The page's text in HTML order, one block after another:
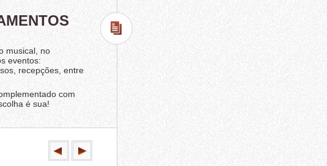
musical, no
eventos:
recepções, entre
com
é sua!